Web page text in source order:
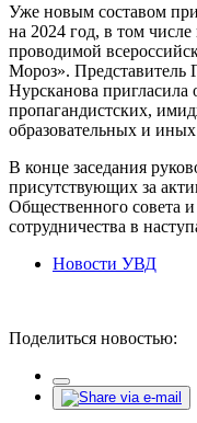
Уже новым составом
на 2024 год, в том
проводимой
Мороз».
Нурсканова пригласила
пропагандистских,
образовательных и
В конце заседания
присутствующих за
Общественного совета
сотрудничества в
Новости УВД
Поделиться новостью: